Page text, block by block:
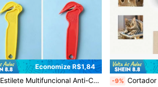
Economize R$1,84
Estilete Multifuncional Anti-Corte para Mão, Faca Utilitária Multifuncional para Abertura, 2 Peças/Pacote -9% Cortador de Papelão - Suprimentos Criativos DIY para Animais de Estimação, Ferramenta de Plástico Durável